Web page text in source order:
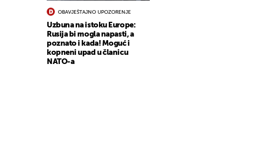
OBAVJEŠTAJNO UPOZORENJE
Uzbuna na istoku Europe:
Rusija bi mogla napasti, a
poznato i kada! Moguć i
kopneni upad u članicu
NATO-a